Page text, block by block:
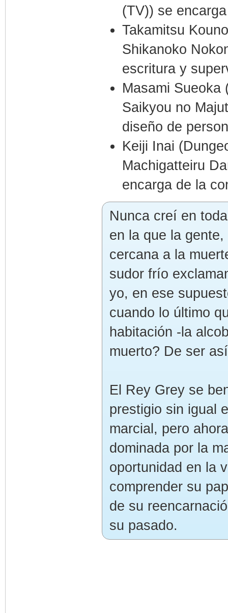
(TV)) se
Takamitsu
Shikanoko
escritura y
Masami Sueoka
Saikyou no
diseño de
Keiji Inai
Machigatteiru
encarga de la
Nunca creí en
en la que la
cercana a la
sudor frío
yo, en ese
cuando lo último
habitación -la
muerto? De ser
El Rey Grey se
prestigio sin igual
marcial, pero
dominada por la
oportunidad en la
comprender su
de su
su pasado.